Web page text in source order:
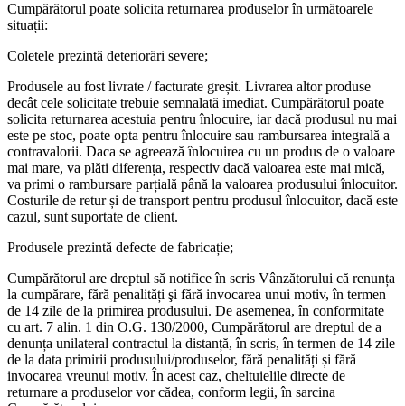
Cumpărătorul poate solicita returnarea produselor în următoarele
situații:
Coletele prezintă deteriorări severe;
Produsele au fost livrate / facturate greșit. Livrarea altor produse
decât cele solicitate trebuie semnalată imediat. Cumpărătorul poate
solicita returnarea acestuia pentru înlocuire, iar dacă produsul nu mai
este pe stoc, poate opta pentru înlocuire sau rambursarea integrală a
contravalorii. Daca se agreează înlocuirea cu un produs de o valoare
mai mare, va plăti diferența, respectiv dacă valoarea este mai mică,
va primi o rambursare parțială până la valoarea produsului înlocuitor.
Costurile de retur și de transport pentru produsul înlocuitor, dacă este
cazul, sunt suportate de client.
Produsele prezintă defecte de fabricație;
Cumpărătorul are dreptul să notifice în scris Vânzătorului că renunța
la cumpărare, fără penalități şi fără invocarea unui motiv, în termen
de 14 zile de la primirea produsului. De asemenea, în conformitate
cu art. 7 alin. 1 din O.G. 130/2000, Cumpărătorul are dreptul de a
denunța unilateral contractul la distanță, în scris, în termen de 14 zile
de la data primirii produsului/produselor, fără penalități și fără
invocarea vreunui motiv. În acest caz, cheltuielile directe de
returnare a produselor vor cădea, conform legii, în sarcina